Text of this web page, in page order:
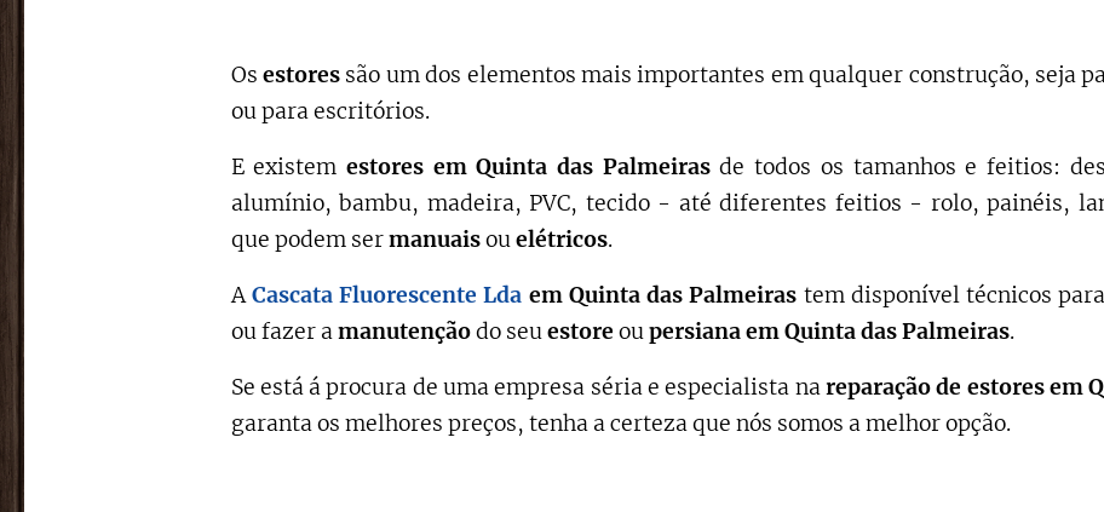
Os estoressão um dos elementos mais importantes em qualquer construção, seja
ou para escritórios.
E existem estores em Quinta das Palmeirasde todos os tamanhos e feitios:
alumínio, bambu, madeira, PVC, tecido - até diferentes feitios - rolo, painéis,
que podem sermanuaisouelétricos.
ACascata Fluorescente Lda em Quinta das Palmeiras tem disponível técnicos
ou fazer amanutençãodo seuestore oupersiana em Quinta das Palmeiras.
Se está á procura de uma empresa séria e especialista nareparação de estoresem
garanta os melhores preços, tenha a certeza que nós somos a melhor opção.